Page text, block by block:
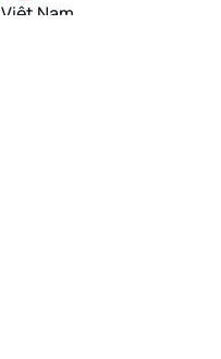
Việt Nam